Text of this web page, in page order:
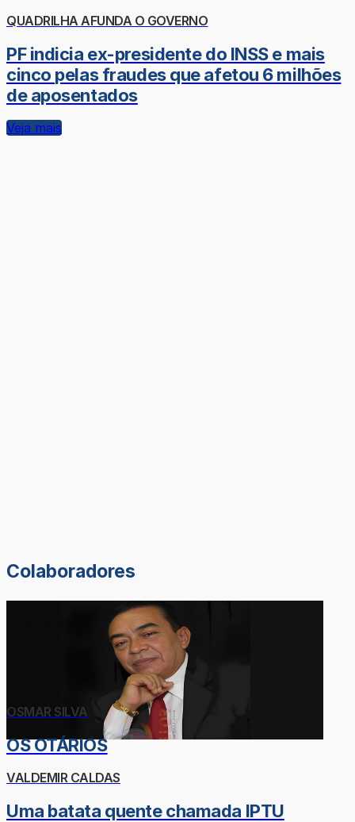
QUADRILHA AFUNDA O GOVERNO
PF indicia ex-presidente do INSS e mais
cinco pelas fraudes que afetou 6 milhões
de aposentados
Veja mais
Colaboradores
OSMAR SILVA
OS OTÁRIOS
VALDEMIR CALDAS
Uma batata quente chamada IPTU